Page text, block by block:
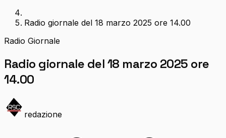
Radio giornale del 18 marzo 2025 ore 14.00
Radio Giornale
Radio giornale del 18 marzo 2025 ore
14.00
redazione